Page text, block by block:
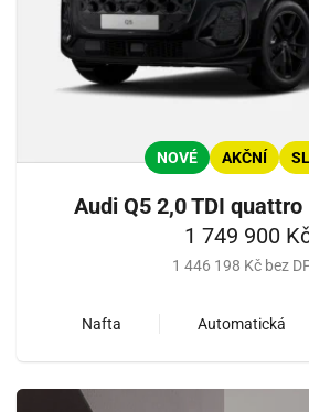
NOVÉ AKČNÍ
Audi Q5 2,0 TDI
1 749 900
1 446 198 Kč bez
Nafta Automatická